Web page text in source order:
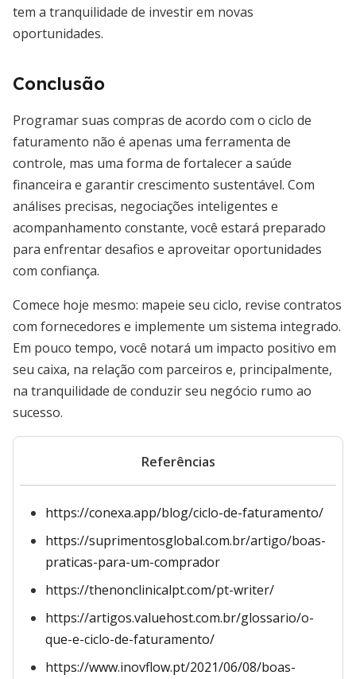
tem a tranquilidade de investir em novas
oportunidades.
Conclusão
Programar suas compras de acordo com o ciclo de
faturamento não é apenas uma ferramenta de
controle, mas uma forma de fortalecer a saúde
financeira e garantir crescimento sustentável. Com
análises precisas, negociações inteligentes e
acompanhamento constante, você estará preparado
para enfrentar desafios e aproveitar oportunidades
com confiança.
Comece hoje mesmo: mapeie seu ciclo, revise contratos
com fornecedores e implemente um sistema integrado.
Em pouco tempo, você notará um impacto positivo em
seu caixa, na relação com parceiros e, principalmente,
na tranquilidade de conduzir seu negócio rumo ao
sucesso.
Referências
https://conexa.app/blog/ciclo-de-faturamento/
https://suprimentosglobal.com.br/artigo/boas-
praticas-para-um-comprador
https://thenonclinicalpt.com/pt-writer/
https://artigos.valuehost.com.br/glossario/o-
que-e-ciclo-de-faturamento/
https://www.inovflow.pt/2021/06/08/boas-